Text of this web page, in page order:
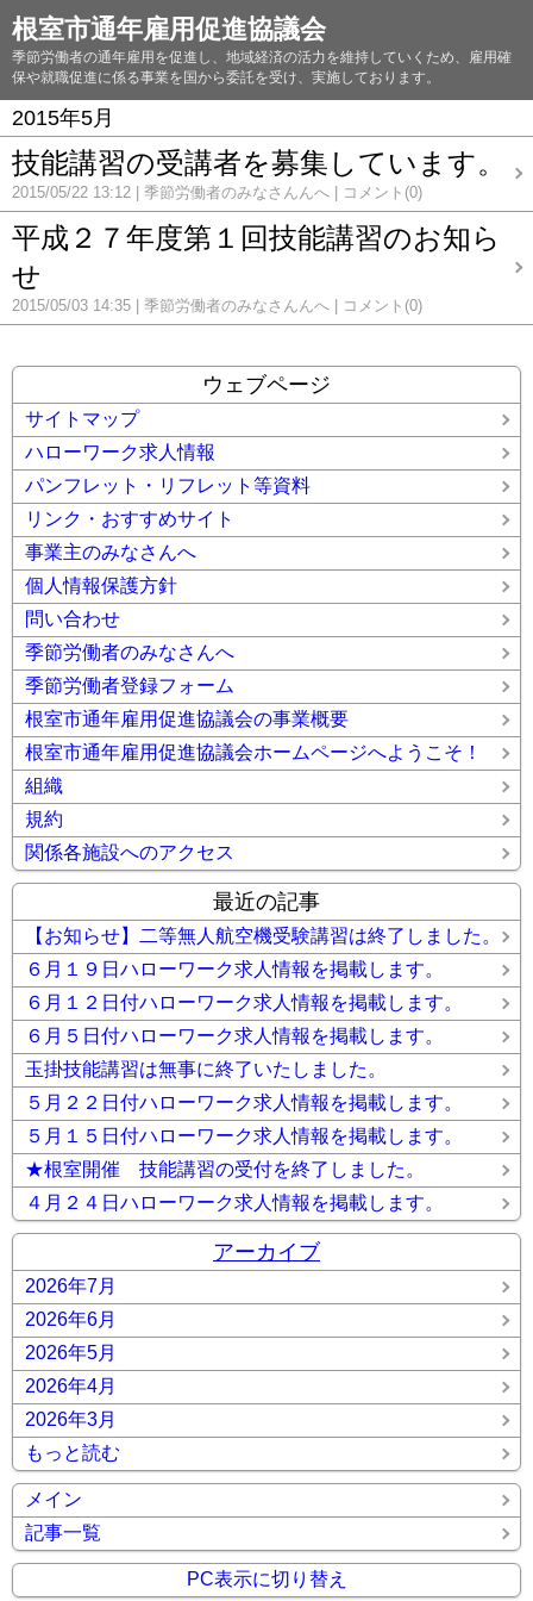
根室市通年雇用促進協議会
季節労働者の通年雇用を促進し、地域経済の活力を維持していくため、雇用確
保や就職促進に係る事業を国から委託を受け、実施しております。
2015年5月
技能講習の受講者を募集しています。
2015/05/22 13:12 季節労働者のみなさんんへ コメント(0)
平成２７年度第１回技能講習のお知ら
せ
2015/05/03 14:35 季節労働者のみなさんんへ コメント(0)
ウェブページ
サイトマップ
ハローワーク求人情報
パンフレット・リフレット等資料
リンク・おすすめサイト
事業主のみなさんへ
個人情報保護方針
問い合わせ
季節労働者のみなさんへ
季節労働者登録フォーム
根室市通年雇用促進協議会の事業概要
根室市通年雇用促進協議会ホームページへようこそ！
組織
規約
関係各施設へのアクセス
最近の記事
【お知らせ】二等無人航空機受験講習は終了しました。
６月１９日ハローワーク求人情報を掲載します。
６月１２日付ハローワーク求人情報を掲載します。
６月５日付ハローワーク求人情報を掲載します。
玉掛技能講習は無事に終了いたしました。
５月２２日付ハローワーク求人情報を掲載します。
５月１５日付ハローワーク求人情報を掲載します。
★根室開催 技能講習の受付を終了しました。
４月２４日ハローワーク求人情報を掲載します。
アーカイブ
2026年7月
2026年6月
2026年5月
2026年4月
2026年3月
もっと読む
メイン
記事一覧
PC表示に切り替え